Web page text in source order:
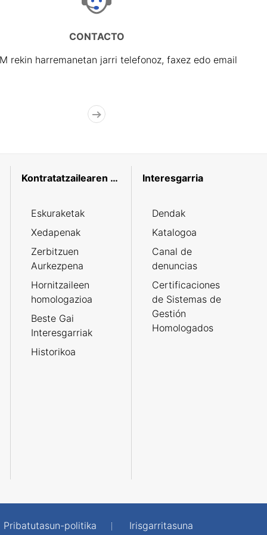
CONTACTO
rekin harremanetan jarri telefonoz, faxez edo email
Kontratatzailearen profila
Eskuraketak
Xedapenak
Zerbitzuen
Aurkezpena
Hornitzaileen
homologazioa
Beste Gai
Interesgarriak
Historikoa
Interesgarria
Dendak
Katalogoa
Canal de
denuncias
Certificaciones
de Sistemas de
Gestión
Homologados
Pribatutasun-politika Irisgarritasuna